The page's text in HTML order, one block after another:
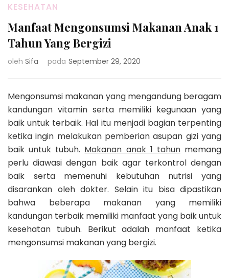
KESEHATAN
Manfaat Mengonsumsi Makanan Anak 1
Tahun Yang Bergizi
oleh Sifa pada September 29, 2020
Mengonsumsi makanan yang mengandung beragam
kandungan vitamin serta memiliki kegunaan yang
baik untuk terbaik. Hal itu menjadi bagian terpenting
ketika ingin melakukan pemberian asupan gizi yang
baik untuk tubuh. Makanan anak 1 tahunmemang
perlu diawasi dengan baik agar terkontrol dengan
baik serta memenuhi kebutuhan nutrisi yang
disarankan oleh dokter. Selain itu bisa dipastikan
bahwa beberapa makanan yang memiliki
kandungan terbaik memiliki manfaat yang baik untuk
kesehatan tubuh. Berikut adalah manfaat ketika
mengonsumsi makanan yang bergizi.